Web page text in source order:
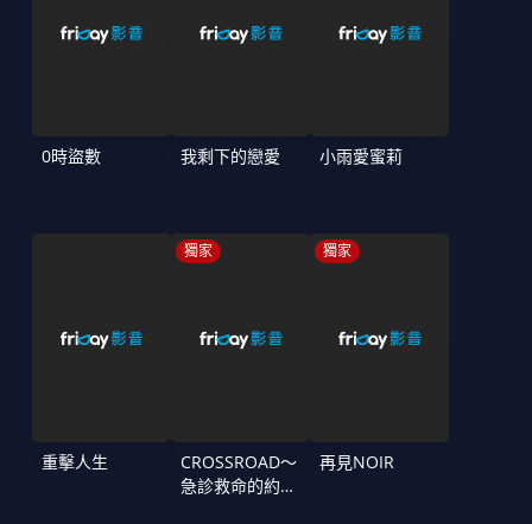
0時盜數 我剩下的戀愛 小雨愛蜜莉
重擊人生
獨家
CROSSROAD～
急診救命的約定
獨家
再見NOIR